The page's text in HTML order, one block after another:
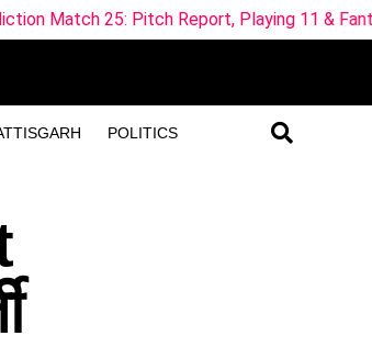
POLITICS
Report, Playing 11 & Fantasy Tips